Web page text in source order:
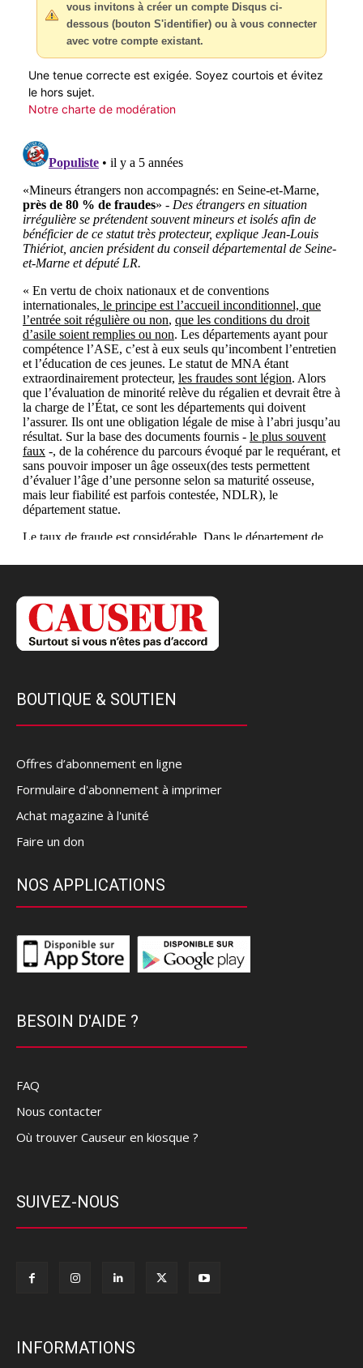
vous invitons à créer un compte Disqus ci-
dessous (bouton S'identifier) ou à vous connecter
avec votre compte existant.
Une tenue correcte est exigée. Soyez courtois et évitez
le hors sujet.
Notre charte de modération
BOUTIQUE & SOUTIEN
Offres d’abonnement en ligne
Formulaire d'abonnement à imprimer
Achat magazine à l'unité
Faire un don
NOS APPLICATIONS
BESOIN D'AIDE ?
FAQ
Nous contacter
Où trouver Causeur en kiosque ?
SUIVEZ-NOUS
INFORMATIONS